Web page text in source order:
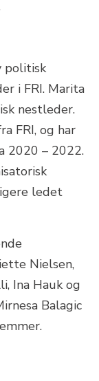
politisk
i FRI. Marita
nestleder.
FRI, og har
2020 – 2022.
ledet
Nielsen,
Ina Hauk og
Balagic